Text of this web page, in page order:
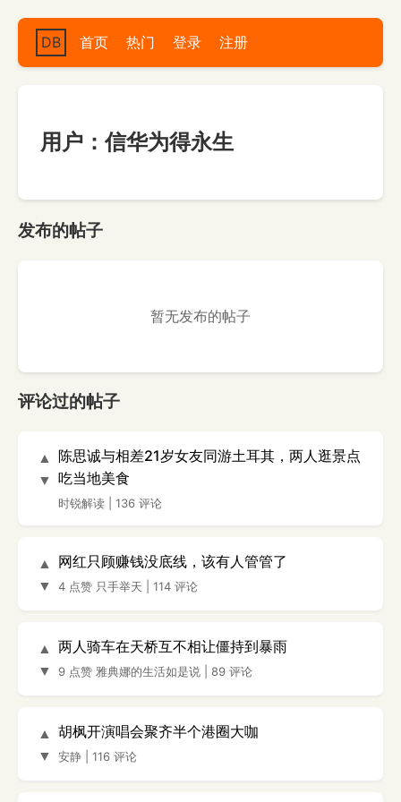
DB 首页 热门 登录 注册
用户：信华为得永生
发布的帖子
暂无发布的帖子
评论过的帖子
▲
▼
陈思诚与相差21岁女友同游土耳其，两人逛景点
吃当地美食
时锐解读 136 评论
▲
▼
网红只顾赚钱没底线，该有人管管了
4 点赞 只手举天 114 评论
▲
▼
两人骑车在天桥互不相让僵持到暴雨
9 点赞 雅典娜的生活如是说 89 评论
▲
▼
胡枫开演唱会聚齐半个港圈大咖
安静 116 评论